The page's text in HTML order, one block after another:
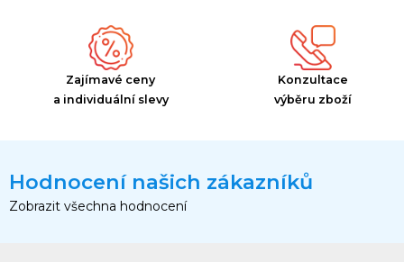
Zajímavé ceny
a individuální slevy
Konzultace
výběru zboží
Hodnocení našich zákazníků
Zobrazit všechna hodnocení